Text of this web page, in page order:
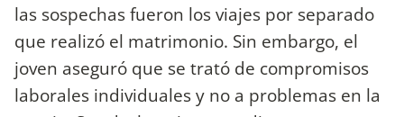
las sospechas fueron los viajes por separado
que realizó el matrimonio. Sin embargo, el
joven aseguró que se trató de compromisos
laborales individuales y no a problemas en la